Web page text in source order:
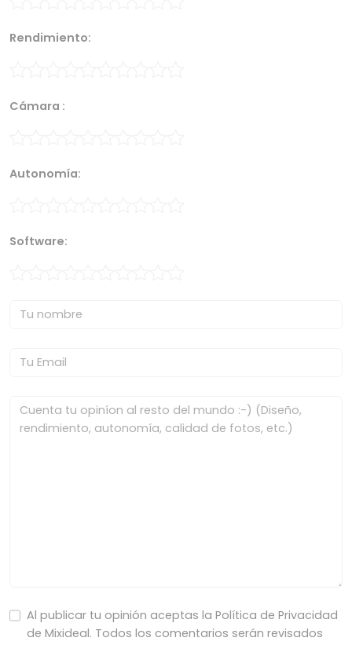
Rendimiento:
Cámara :
Autonomía:
Software:
Al publicar tu opinión aceptas la Política de Privacidad
de Mixideal. Todos los comentarios serán revisados